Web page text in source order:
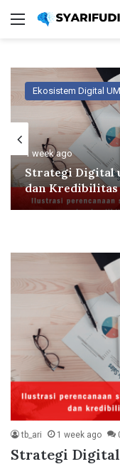
Menu
Ekosistem Digital
1 week ago
Strategi Digital
dan Kredibilitas
tb_ari 1 week ago
Strategi